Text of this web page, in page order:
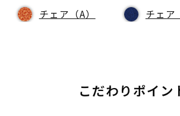
チェア（A） チェア
こだわりポイン